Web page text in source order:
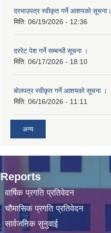
दरभाउपत्र स्वीकृत गर्ने आशयको सूचना।
मिति: 06/19/2026 - 12:36
दररेट पेश गर्ने सम्बन्धी सूचना ।
मिति: 06/17/2026 - 18:10
बोलपत्र स्वीकृत गर्ने आशयको सूचना ।
मिति: 06/16/2026 - 11:11
अन्य
Reports
वार्षिक प्रगति प्रतिवेदन
चौमासिक प्रगति प्रतिवेदन
सार्वजनिक सुनुवाई